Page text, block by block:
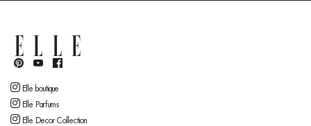
Elle boutique
Elle Parfums
Elle Decor Collection